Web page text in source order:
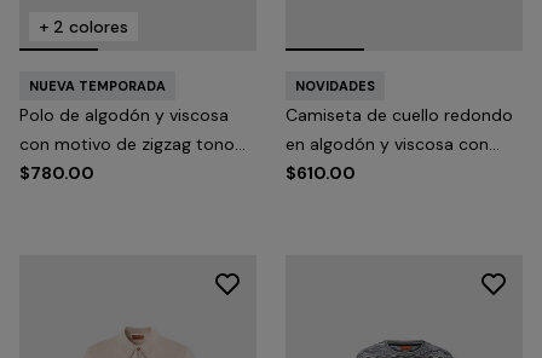
+ 2 colores
NUEVA TEMPORADA
Polo de algodón y viscosa
con motivo de zigzag tono
sobre tono
$780.00
NOVIDADES
Camiseta de cuello redondo
en algodón y viscosa con
motivo de zigzag tono sobre
$610.00